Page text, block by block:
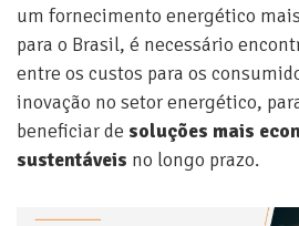
um fornecimento energético
para o Brasil, é necessário
entre os custos para os
inovação no setor energético,
beneficiar de soluções mais
sustentáveis no longo prazo.